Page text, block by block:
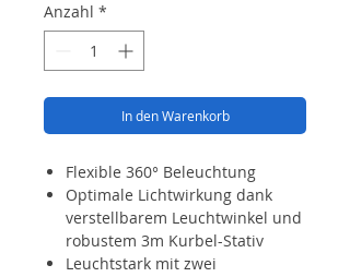
Anzahl *
In den Warenkorb
Flexible 360° Beleuchtung
Optimale Lichtwirkung dank
verstellbarem Leuchtwinkel und
robustem 3m Kurbel-Stativ
Leuchtstark mit zwei